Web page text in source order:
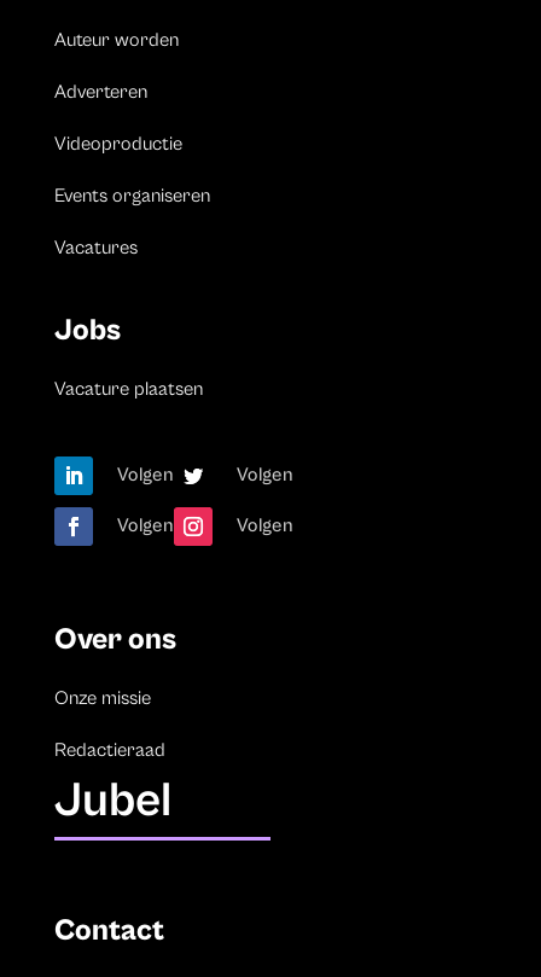
Auteur worden
Adverteren
Videoproductie
Events organiseren
Vacatures
Jobs
Vacature plaatsen
Volgen Volgen
Volgen Volgen
Over ons
Onze missie
Redactieraad
Jubel
Contact